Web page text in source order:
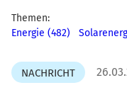
Themen:
Energie (482)
NACHRICHT